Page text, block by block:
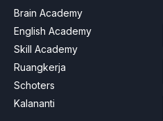
Brain Academy
English Academy
Skill Academy
Ruangkerja
Schoters
Kalananti